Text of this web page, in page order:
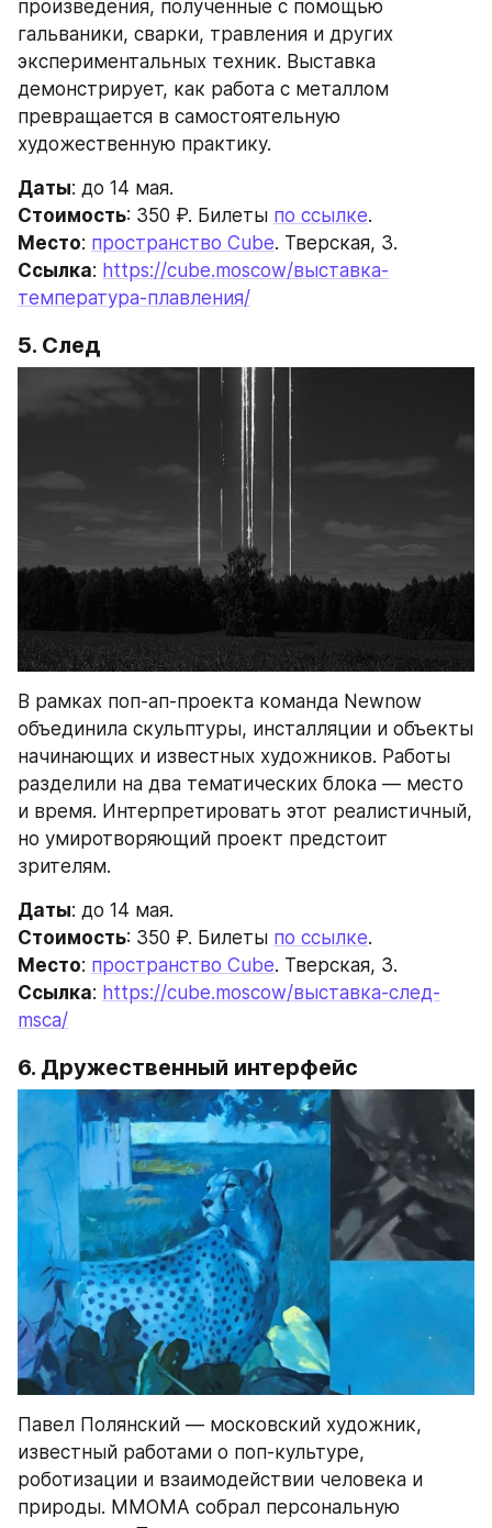
произведения, полученные с помощью
гальваники, сварки, травления и других
экспериментальных техник. Выставка
демонстрирует, как работа с металлом
превращается в самостоятельную
художественную практику.
Даты: до 14 мая.
Стоимость: 350 ₽. Билеты по ссылке.
Место: пространство Cube. Тверская, 3.
Ссылка: https://cube.moscow/выставка-
температура-плавления/
5. След
В рамках поп-ап-проекта команда Newnow
объединила скульптуры, инсталляции и объекты
начинающих и известных художников. Работы
разделили на два тематических блока — место
и время. Интерпретировать этот реалистичный,
но умиротворяющий проект предстоит
зрителям.
Даты: до 14 мая.
Стоимость: 350 ₽. Билеты по ссылке.
Место: пространство Cube. Тверская, 3.
Ссылка: https://cube.moscow/выставка-след-
msca/
6. Дружественный интерфейс
Павел Полянский — московский художник,
известный работами о поп-культуре,
роботизации и взаимодействии человека и
природы. ММОМА собрал персональную